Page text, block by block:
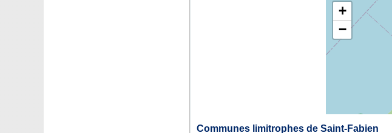
+
−
Communes limitrophes de Saint-Fabien